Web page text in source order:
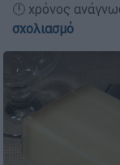
🕛 χρόνος
σχολιασμό